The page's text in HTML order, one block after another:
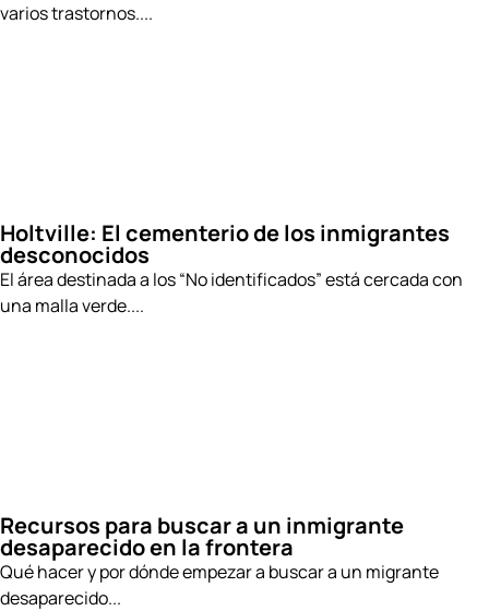
varios trastornos....
Holtville: El cementerio de los inmigrantes
desconocidos
El área destinada a los “No identificados” está cercada con
una malla verde....
Recursos para buscar a un inmigrante
desaparecido en la frontera
Qué hacer y por dónde empezar a buscar a un migrante
desaparecido...